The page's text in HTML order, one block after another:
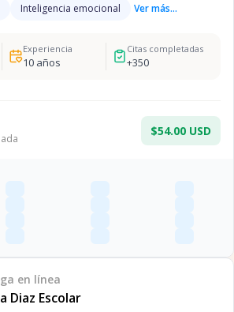
Inteligencia emocional Ver más...
Experiencia
10años
Citas completadas
+350
$54.00 USD
en línea
Diaz Escolar